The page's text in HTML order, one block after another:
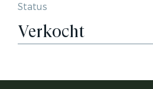
Status
Verkocht